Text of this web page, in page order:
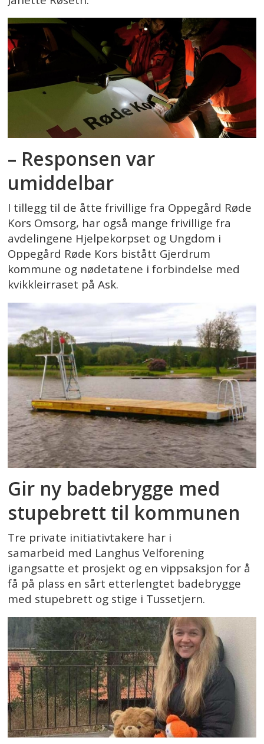
– Responsen var
umiddelbar
I tillegg til de åtte frivillige fra Oppegård Røde
Kors Omsorg, har også mange frivillige fra
avdelingene Hjelpekorpset og Ungdom i
Oppegård Røde Kors bistått Gjerdrum
kommune og nødetatene i forbindelse med
kvikkleirraset på Ask.
Gir ny badebrygge med
stupebrett til kommunen
Tre private initiativtakere har i
samarbeid med Langhus Velforening
igangsatte et prosjekt og en vippsaksjon for å
få på plass en sårt etterlengtet badebrygge
med stupebrett og stige i Tussetjern.